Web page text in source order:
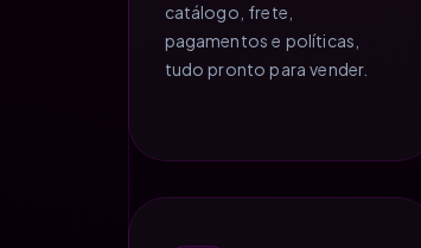
catálogo, frete,
pagamentos e políticas,
tudo pronto para vender.